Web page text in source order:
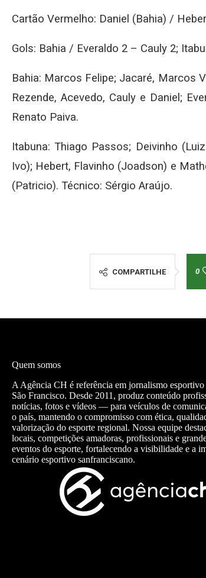
Cartão Vermelho: Daniel (Bahia) /
Gols: Bahia / Everaldo 2 – Cauly 2;
Bahia: Marcos Felipe; Jacaré, Marcos
Rezende, Acevedo, Cauly e Daniel;
Renato Paiva.
Itabuna: Thiago Passos; Deivinho
Ivo); Hebert, Flavinho (Joadson) e
(Patricio). Técnico: Sérgio Araújo.
COMPARTILHE 0
Quem somos
A Agência CH é referência em jornalismo
São Francisco. Desde 2011, produz conteúdo
notícias, fotos e vídeos — para veículos de
o país, mantendo o compromisso com ética,
valorização do esporte regional. Nossa equipe
locais, competições amadoras, profissionais e
eventos do esporte, fortalecendo a visibilidade e a
cenário esportivo sanfranciscano.